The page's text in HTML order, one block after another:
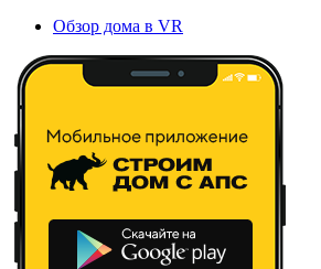
Обзор дома в VR